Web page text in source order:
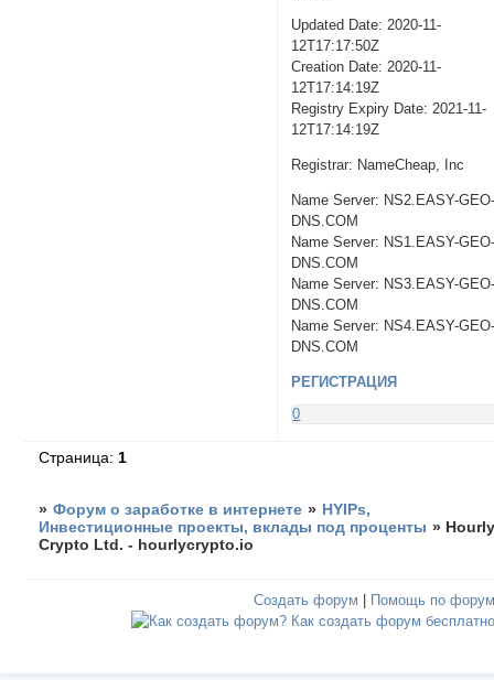
Updated Date: 2020-11-
12T17:17:50Z
Creation Date: 2020-11-
12T17:14:19Z
Registry Expiry Date: 2021-11-
12T17:14:19Z
Registrar: NameCheap, Inc
Name Server: NS2.EASY-
DNS.COM
Name Server: NS1.EASY-
DNS.COM
Name Server: NS3.EASY-
DNS.COM
Name Server: NS4.EASY-
DNS.COM
РЕГИСТРАЦИЯ
0
Страница: 1
» Форум о заработке в интернете » HYIPs,
Инвестиционные проекты, вклады под проценты »
Crypto Ltd. - hourlycrypto.io
Создать форум Помощь по